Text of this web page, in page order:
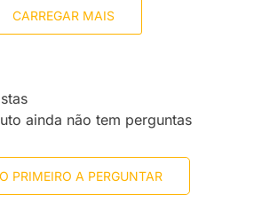
CARREGAR MAIS
ainda não tem perguntas
PRIMEIRO A PERGUNTAR